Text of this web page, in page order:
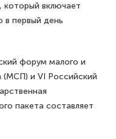
который включает
в первый день
форум малого и
(МСП) и VI Российский
пакета составляет